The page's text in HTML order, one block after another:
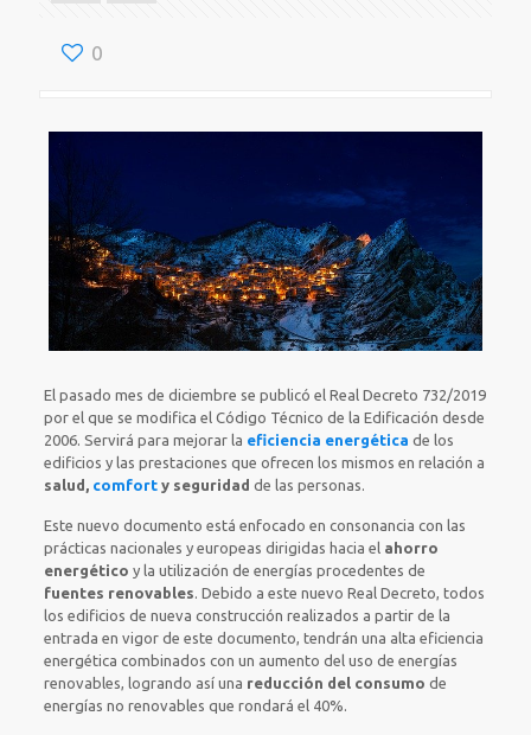
0
El pasado mes de diciembre se publicó el Real Decreto 732/2019
por el que se modifica el Código Técnico de la Edificación desde
2006. Servirá para mejorar la eficiencia energética de los
edificios y las prestaciones que ofrecen los mismos en relación a
salud, comforty seguridad de las personas.
Este nuevo documento está enfocado en consonancia con las
prácticas nacionales y europeas dirigidas hacia el ahorro
energético y la utilización de energías procedentes de
fuentes renovables . Debido a este nuevo Real Decreto, todos
los edificios de nueva construcción realizados a partir de la
entrada en vigor de este documento, tendrán una alta eficiencia
energética combinados con un aumento del uso de energías
renovables, logrando así una reducción del consumo de
energías no renovables que rondará el 40%.